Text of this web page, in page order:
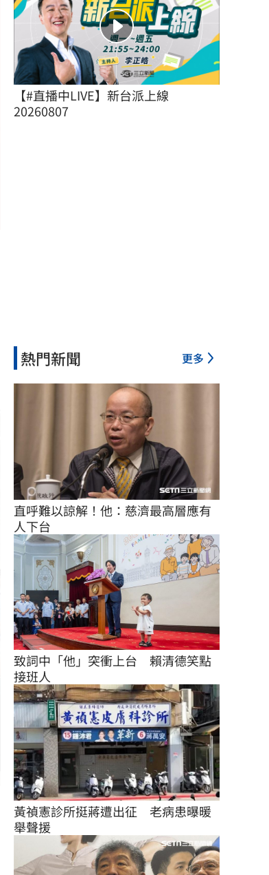
【#直播中LIVE】新台派上線
20260807
熱門新聞 更多
直呼難以諒解！他：慈濟最高層應有
人下台
致詞中「他」突衝上台　賴清德笑點
接班人
黃禎憲診所挺蔣遭出征　老病患曝暖
舉聲援